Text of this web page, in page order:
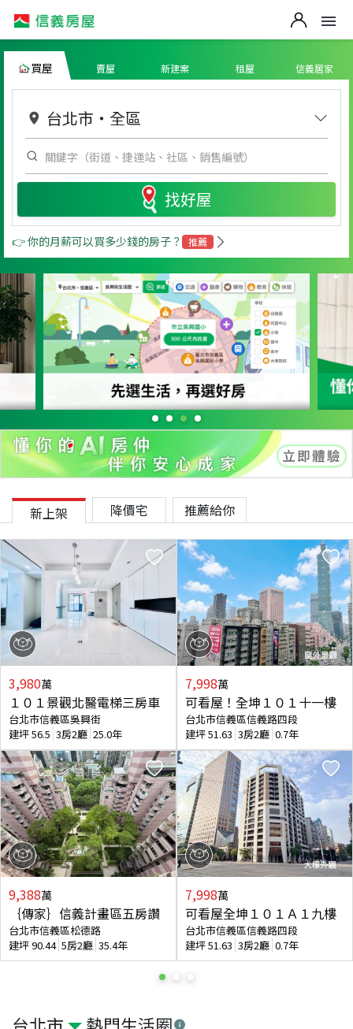
買屋 賣屋 新建案 租屋 信義居家
台北市 ・ 全區
找好屋
👉 你的月薪可以買多少錢的房子？ 推薦
新上架 降價宅 推薦給你
3,980萬
１０１景觀北醫電梯三房車
台北市信義區吳興街
建坪56.5 3房2廳 25.0年
9,388萬
｛傳家｝信義計畫區五房讚
台北市信義區松德路
建坪90.44 5房2廳 35.4年
7,998萬
可看屋！全坤１０１十一樓
台北市信義區信義路四段
建坪51.63 3房2廳 0.7年
7,998萬
可看屋全坤１０１Ａ１九樓
台北市信義區信義路四段
建坪51.63 3房2廳 0.7年